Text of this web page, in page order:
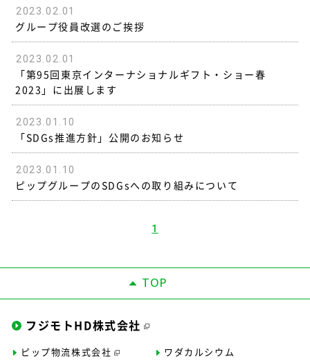
2023.02.01
グループ役員改選のご挨拶
2023.02.01
「第95回東京インターナショナルギフト・ショー春
2023」に出展します
2023.01.10
「SDGs推進方針」公開のお知らせ
2023.01.10
ピップグループのSDGsへの取り組みについて
1
TOP
フジモトHD株式会社
ピップ物流株式会社
ワダカルシウム